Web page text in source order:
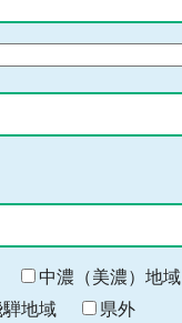
中濃（美濃）地域
騨地域 県外